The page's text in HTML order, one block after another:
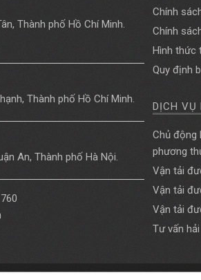
Thành phố Hồ Chí Minh.
Thành phố Hồ Chí Minh.
An, Thành phố Hà Nội.
Chính
Chính
Hình thức
Quy định
DỊCH VỤ
Chủ động
phương
Vận tải
Vận tải
Vận tải
Tư vấn